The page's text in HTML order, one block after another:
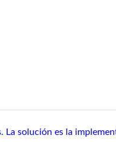
solución es la